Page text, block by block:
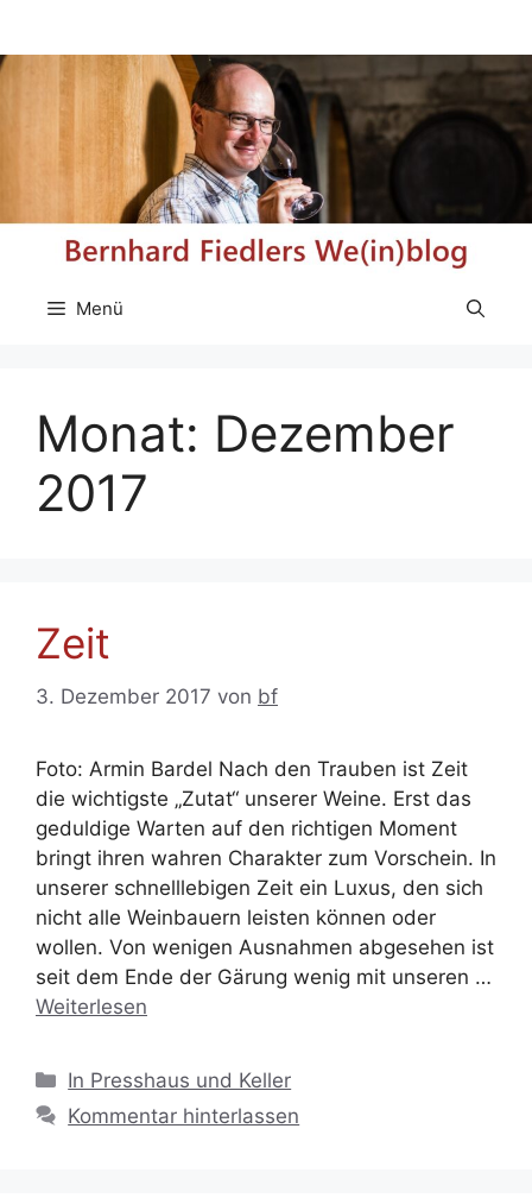
springen
Menü
Monat: Dezember
2017
Zeit
3. Dezember 2017 von bf
Foto: Armin Bardel Nach den Trauben ist Zeit
die wichtigste „Zutat“ unserer Weine. Erst das
geduldige Warten auf den richtigen Moment
bringt ihren wahren Charakter zum Vorschein. In
unserer schnelllebigen Zeit ein Luxus, den sich
nicht alle Weinbauern leisten können oder
wollen. Von wenigen Ausnahmen abgesehen ist
seit dem Ende der Gärung wenig mit unseren …
Weiterlesen
Kategorien
In Presshaus und Keller
Kommentar hinterlassen